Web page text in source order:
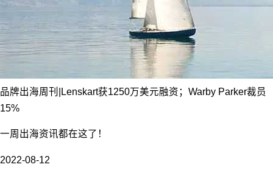
品牌出海周刊|Lenskart获1250万美元融资；Warby Parker裁员
15%
一周出海资讯都在这了！
2022-08-12